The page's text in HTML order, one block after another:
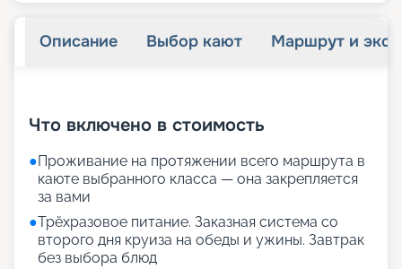
Описание Выбор кают Маршрут и
Что включено в стоимость
●Проживание на протяжении всего маршрута в
каюте выбранного класса — она закрепляется
за вами
●Трёхразовое питание. Заказная система со
второго дня круиза на обеды и ужины. Завтрак
без выбора блюд